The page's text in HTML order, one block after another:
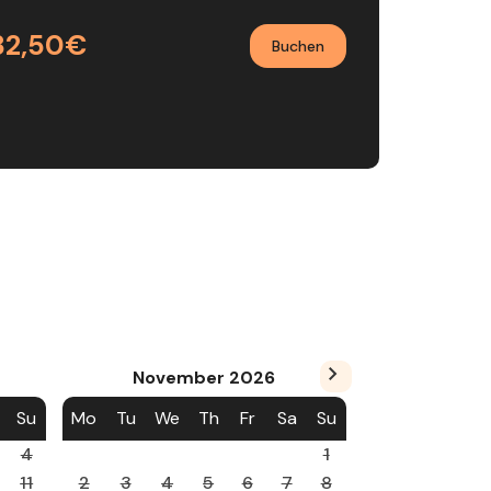
Buchen
Su
4
11
November 2026
Mo
Tu We Th Fr Sa
Su
1
2
3 4 5 6 7
8